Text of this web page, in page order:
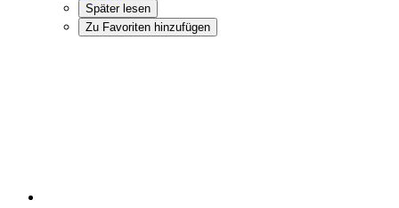
Später lesen
Zu Favoriten hinzufügen